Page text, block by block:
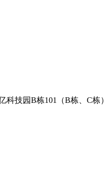
技园B栋101（B栋、C栋）